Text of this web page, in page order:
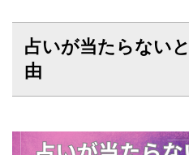
占いが当たらない
由